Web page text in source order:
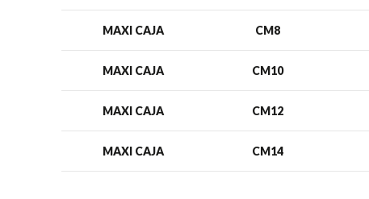
MAXI CAJA CM8
MAXI CAJA CM10
MAXI CAJA CM12
MAXI CAJA CM14